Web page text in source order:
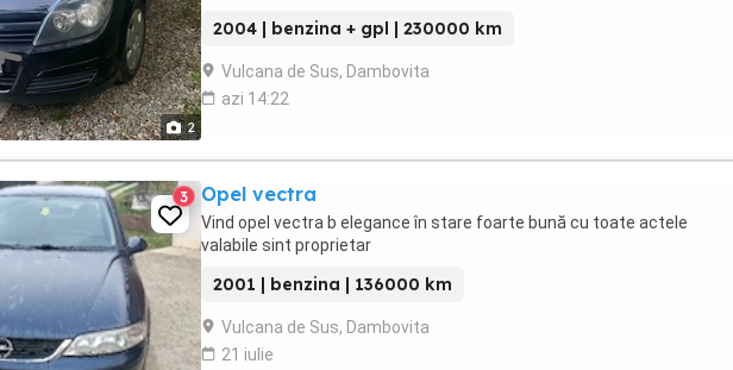
2
2004 | benzina + gpl | 230000 km
Vulcana de Sus, Dambovita
azi 14:22
3 Opel vectra
Vind opel vectra b elegance în stare foarte bună cu toate actele
valabile sint proprietar
2001 | benzina | 136000 km
Vulcana de Sus, Dambovita
21 iulie